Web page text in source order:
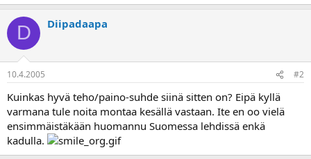
aD Diipadaapa
10.4.2005 #2
Kuinkas hyvä teho/paino-suhde siinä sitten on? Eipä kyllä
varmana tule noita montaa kesällä vastaan. Ite en oo vielä
ensimmäistäkään huomannu Suomessa lehdissä enkä
kadulla.